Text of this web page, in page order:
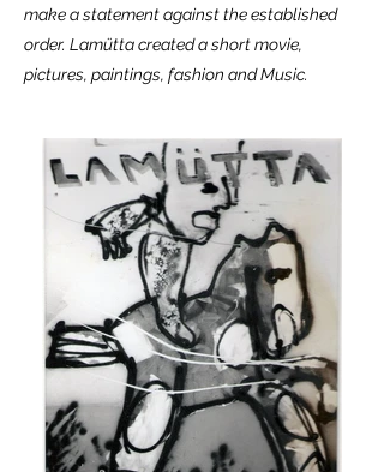
make a statement against the established
order. Lamütta created a short movie,
pictures, paintings, fashion and Music.